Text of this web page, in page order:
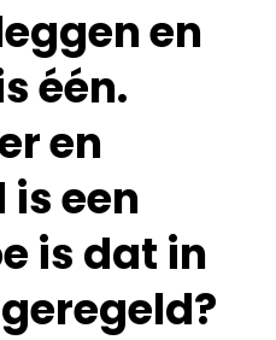
en
één.
en
een
is dat in